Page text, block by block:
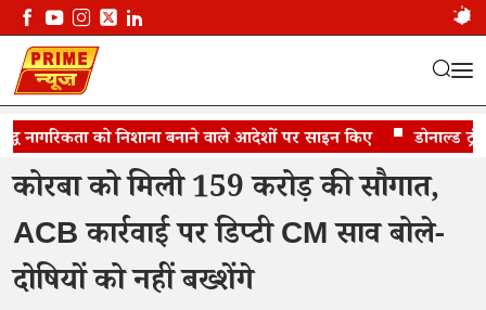
को निशाना बनाने वाले आदेशों पर साइन किए डोनाल्ड ट्रंप
कोरबा में गरजे उप-मुख्यमंत्री अरुण साव
कोरबा को मिली 159 करोड़ की सौगात,
ACB कार्रवाई पर डिप्टी CM साव बोले-
दोषियों को नहीं बख्शेंगे